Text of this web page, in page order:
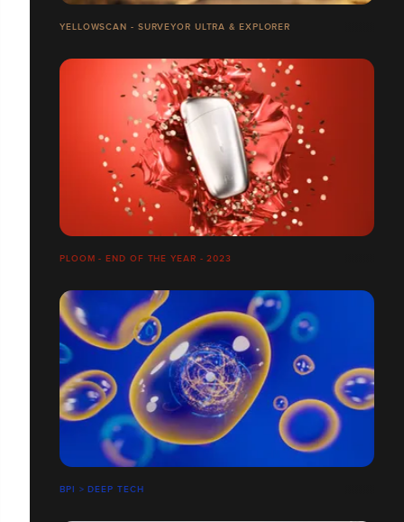
YELLOWSCAN - SURVEYOR ULTRA & EXPLORER
PLOOM - END OF THE YEAR - 2023
BPI > DEEP TECH